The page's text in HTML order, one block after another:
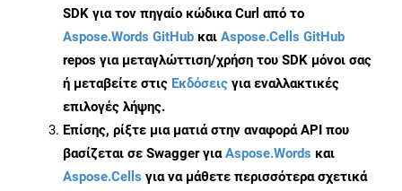
SDK για τον πηγαίο κώδικα Curl από το
Aspose.Words GitHub και Aspose.Cells GitHub
repos για μεταγλώττιση/χρήση του SDK μόνοι σας
ή μεταβείτε στις Εκδόσεις για εναλλακτικές
επιλογές λήψης.
Επίσης, ρίξτε μια ματιά στην αναφορά API που
βασίζεται σε Swagger γιαAspose.Words και
Aspose.Cells για να μάθετε περισσότερα σχετικά